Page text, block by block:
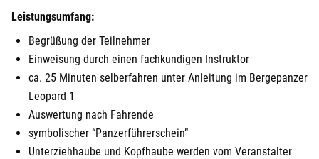
Leistungsumfang:
Begrüßung der Teilnehmer
Einweisung durch einen fachkundigen Instruktor
ca. 25 Minuten selberfahren unter Anleitung im Bergepanzer
Leopard 1
Auswertung nach Fahrende
symbolischer “Panzerführerschein”
Unterziehhaube und Kopfhaube werden vom Veranstalter